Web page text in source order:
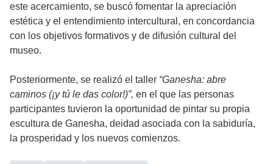
este acercamiento, se buscó fomentar la apreciación
estética y el entendimiento intercultural, en concordancia
con los objetivos formativos y de difusión cultural del
museo.
Posteriormente, se realizó el taller “Ganesha: abre
caminos (¡y tú le das color!)”, en el que las personas
participantes tuvieron la oportunidad de pintar su propia
escultura de Ganesha, deidad asociada con la sabiduría,
la prosperidad y los nuevos comienzos.